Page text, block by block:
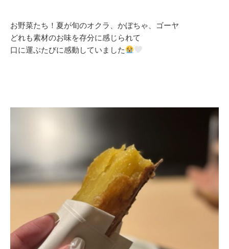
お野菜たち！夏が旬のオクラ、かぼちゃ、ゴーヤ
どれも素材のお味を存分に感じられて
口に運ぶたびに感動していました